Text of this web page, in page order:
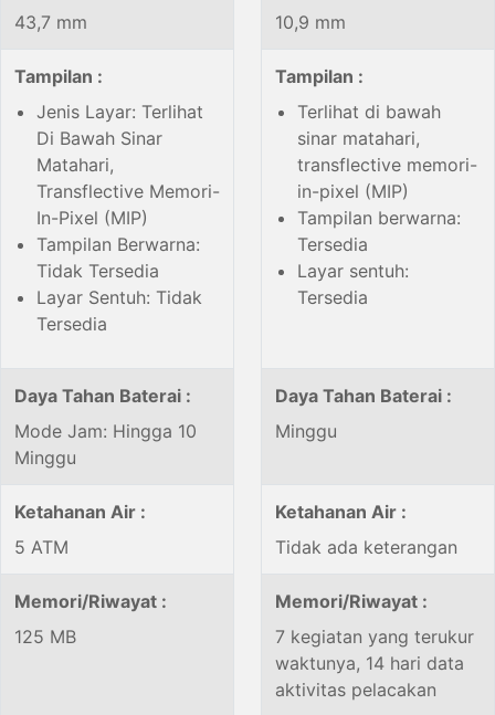
43,7 mm
10,9 mm
Tampilan :
Jenis Layar: Terlihat
Di Bawah Sinar
Matahari,
Transflective Memori-
In-Pixel (MIP)
Tampilan Berwarna:
Tidak Tersedia
Layar Sentuh: Tidak
Tersedia
Tampilan :
Terlihat di bawah
sinar matahari,
transflective memori-
in-pixel (MIP)
Tampilan berwarna:
Tersedia
Layar sentuh:
Tersedia
Daya Tahan Baterai :
Mode Jam: Hingga 10
Minggu
Daya Tahan Baterai :
Minggu
Ketahanan Air :
5 ATM
Ketahanan Air :
Tidak ada keterangan
Memori/Riwayat :
125 MB
Memori/Riwayat :
7 kegiatan yang terukur
waktunya, 14 hari data
aktivitas pelacakan